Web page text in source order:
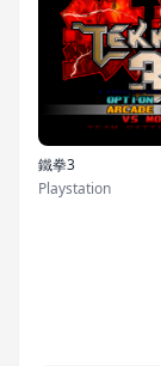
鐵拳3
Playstation